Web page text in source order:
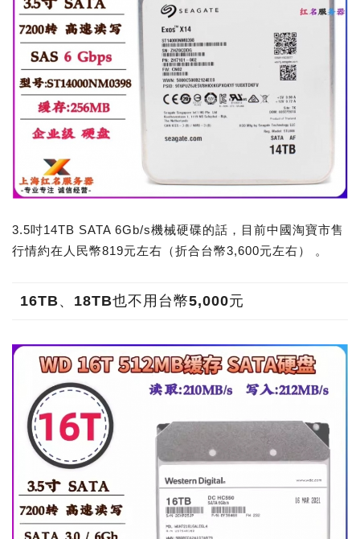
3.5吋14TB SATA 6Gb/s機械硬碟的話，目前中國淘寶市售
行情約在人民幣819元左右（折合台幣3,600元左右） 。
16TB、18TB也不用台幣5,000元